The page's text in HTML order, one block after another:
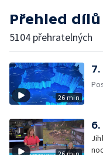
Přehled dílů
5104 přehratelných
26 min
26 min